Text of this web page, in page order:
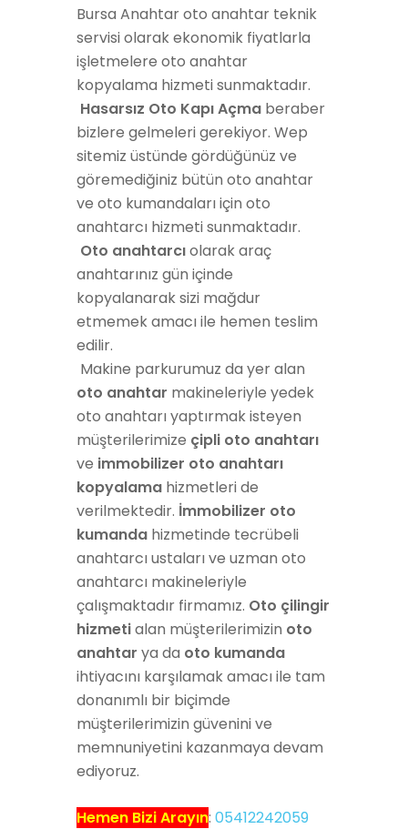
Bursa Anahtar oto anahtar teknik
servisi olarak ekonomik fiyatlarla
işletmelere oto anahtar
kopyalama hizmeti sunmaktadır.
Hasarsız Oto Kapı Açma beraber
bizlere gelmeleri gerekiyor. Wep
sitemiz üstünde gördüğünüz ve
göremediğiniz bütün oto anahtar
ve oto kumandaları için oto
anahtarcı hizmeti sunmaktadır.
Oto anahtarcıolarak araç
anahtarınız gün içinde
kopyalanarak sizi mağdur
etmemek amacı ile hemen teslim
edilir.
Makine parkurumuz da yer alan
oto anahtar makineleriyle yedek
oto anahtarı yaptırmak isteyen
müşterilerimize çipli oto anahtarı
ve immobilizer oto anahtarı
kopyalama hizmetleri de
verilmektedir. İmmobilizer oto
kumanda hizmetinde tecrübeli
anahtarcı ustaları ve uzman oto
anahtarcı makineleriyle
çalışmaktadır firmamız. Oto çilingir
hizmetialan müşterilerimizin oto
anahtar ya da oto kumanda
ihtiyacını karşılamak amacı ile tam
donanımlı bir biçimde
müşterilerimizin güvenini ve
memnuniyetini kazanmaya devam
ediyoruz.
Hemen Bizi Arayın: 05412242059